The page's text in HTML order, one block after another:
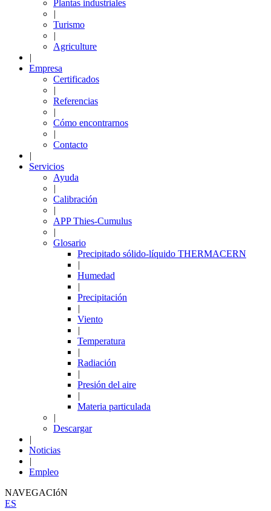
Plantas industriales
|
Turismo
|
Agriculture
|
Empresa
Certificados
|
Referencias
|
Cómo encontrarnos
|
Contacto
|
Servicios
Ayuda
|
Calibración
|
APP Thies-Cumulus
|
Glosario
Precipitado sólido-líquido THERMACERN
|
Humedad
|
Precipitación
|
Viento
|
Temperatura
|
Radiación
|
Presión del aire
|
Materia particulada
|
Descargar
|
Noticias
|
Empleo
NAVEGACIóN
ES